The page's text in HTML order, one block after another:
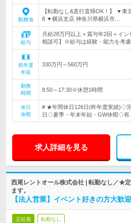
勤務地
【転勤なし&直行直帰OK！】 ▼東
8 ▼横浜支店 神奈川県横浜市…
給与
月給28万円以上＋賞与年2回＋イ
相談可】※給与は経験・能力を考
初年度
年収
330万円～560万円
勤務
時間
8:50～17:30※休憩1時間
休日
休暇
# ★年間休日126日(昨年度実績)◇
日◇夏季・年末年始・GW休暇◇有
求人詳細を見る
西尾レントオール株式会社 | 転勤なし／★
ます。
【法人営業】イベント好きの方大歓
正社員 転勤なし